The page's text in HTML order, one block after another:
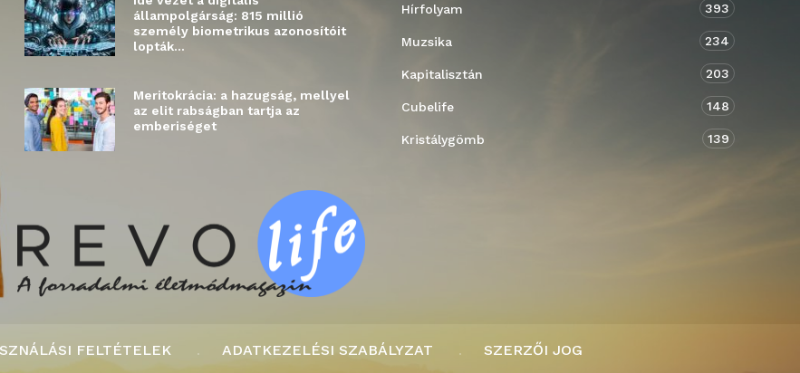
állampolgárság: 815 millió
személy biometrikus azonosítóit
lopták...
Meritokrácia: a hazugság, mellyel
az elit rabságban tartja az
emberiséget
Hírfolyam 393
Muzsika 234
Kapitalisztán 203
Cubelife 148
Kristálygömb 139
FELTÉTELEK ADATKEZELÉSI SZABÁLYZAT SZERZŐI JOG